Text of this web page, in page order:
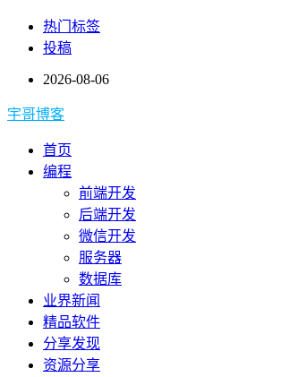
热门标签
投稿
2026-08-06
宇哥博客
首页
编程
前端开发
后端开发
微信开发
服务器
数据库
业界新闻
精品软件
分享发现
资源分享